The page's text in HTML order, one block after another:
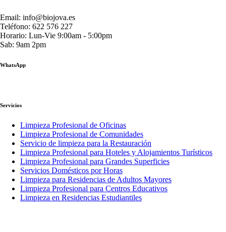
Email: info@biojova.es
Teléfono: 622 576 227
Horario: Lun-Vie 9:00am - 5:00pm
Sab: 9am 2pm
WhatsApp
Servicios
Limpieza Profesional de Oficinas
Limpieza Profesional de Comunidades
Servicio de limpieza para la Restauración
Limpieza Profesional para Hoteles y Alojamientos Turísticos
Limpieza Profesional para Grandes Superficies
Servicios Domésticos por Horas
Limpieza para Residencias de Adultos Mayores
Limpieza Profesional para Centros Educativos
Limpieza en Residencias Estudiantiles